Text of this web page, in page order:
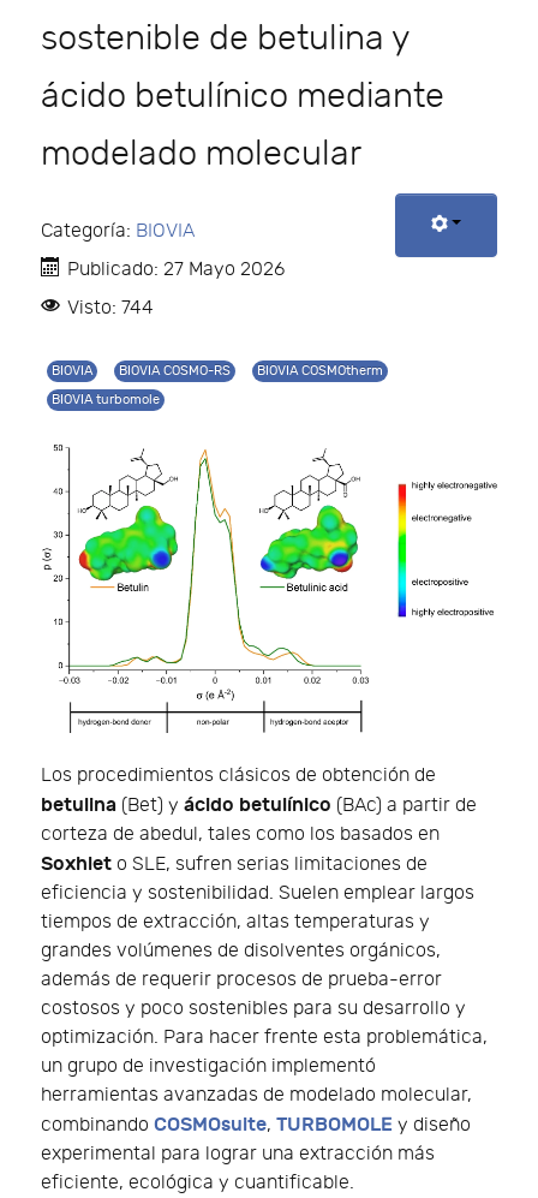
sostenible de betulina y
ácido betulínico mediante
modelado molecular
Categoría: BIOVIA
Publicado: 27 Mayo 2026
Visto: 744
BIOVIA BIOVIA COSMO-RS
BIOVIA COSMOtherm
BIOVIA turbomole
Los procedimientos clásicos de obtención de
betulina (Bet) y ácido betulínico (BAc) a partir de
corteza de abedul, tales como los basados en
Soxhlet o SLE, sufren serias limitaciones de
eficiencia y sostenibilidad. Suelen emplear largos
tiempos de extracción, altas temperaturas y
grandes volúmenes de disolventes orgánicos,
además de requerir procesos de prueba-error
costosos y poco sostenibles para su desarrollo y
optimización. Para hacer frente esta problemática,
un grupo de investigación implementó
herramientas avanzadas de modelado molecular,
combinando COSMOsuite, TURBOMOLE y diseño
experimental para lograr una extracción más
eficiente, ecológica y cuantificable.